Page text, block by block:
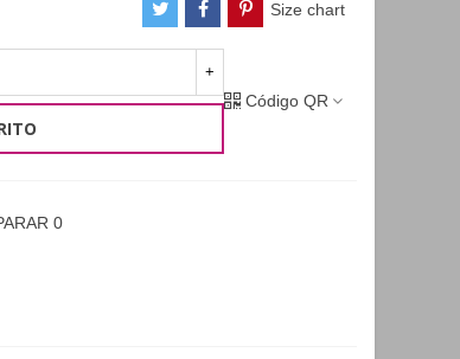
Size chart
+
Código QR
0